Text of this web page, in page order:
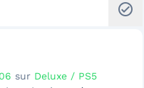
check_circle
sur Deluxe / PS5